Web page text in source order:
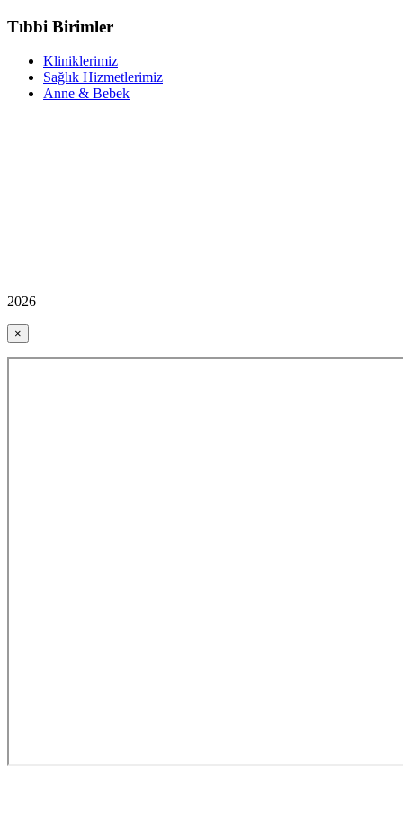
Tıbbi Birimler
Kliniklerimiz
Sağlık Hizmetlerimiz
Anne & Bebek
2026
×